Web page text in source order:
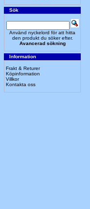
Sök
Använd nyckelord för att hitta
den produkt du söker efter.
Avancerad sökning
Information
Frakt & Returer
Köpinformation
Villkor
Kontakta oss